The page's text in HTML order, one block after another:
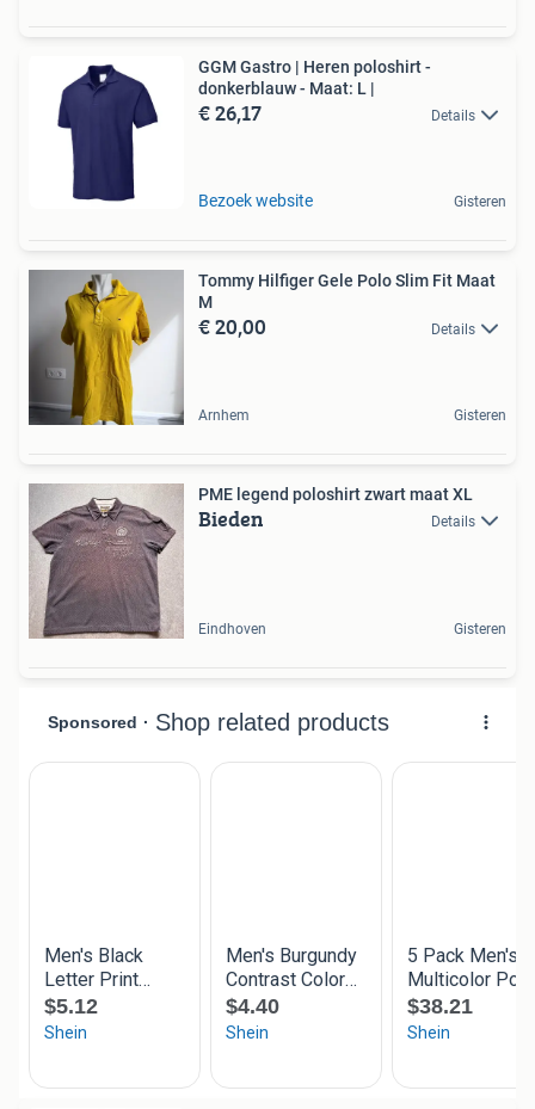
GGM Gastro | Heren poloshirt -
donkerblauw - Maat: L |
€ 26,17 Details
Bezoek website Gisteren
Tommy Hilfiger Gele Polo Slim Fit Maat
M
€ 20,00 Details
Arnhem Gisteren
PME legend poloshirt zwart maat XL
Bieden Details
Eindhoven Gisteren